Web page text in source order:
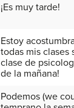
¡Es muy tarde!
Estoy
todas mis clases
clase de
de la mañana!
Podemos (we